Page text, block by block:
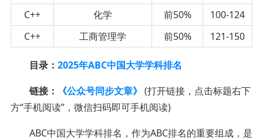
C++
化学 前50%
100-124
C++
工商管理学 前50% 121-150
目录： 2025年ABC中国大学学科排名
链接：
《公众号同步文章》 (打开链接，点击标题右下
方“手机阅读”，微信扫码即可手机阅读)
ABC中国大学学科排名，作为ABC排名的重要组成，是